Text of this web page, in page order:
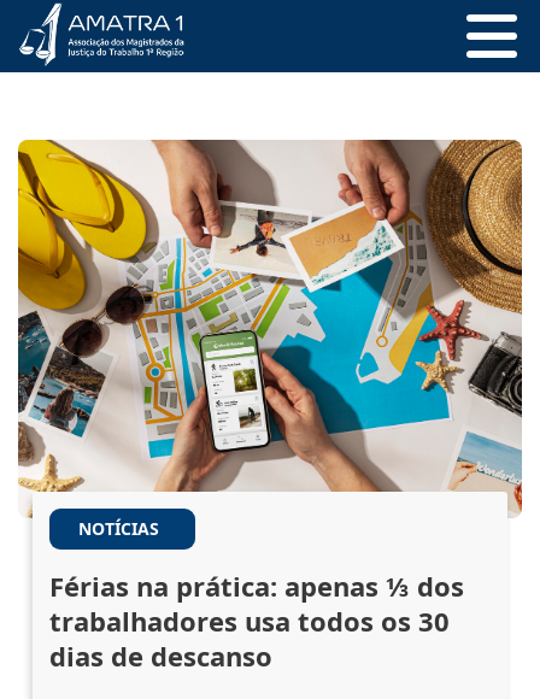
NOTÍCIAS
Férias na prática: apenas ⅓ dos
trabalhadores usa todos os 30
dias de descanso